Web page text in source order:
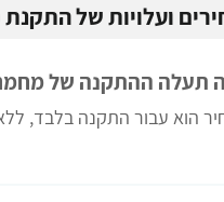
ועלויות של
תעלה ההתקנה של
הוא עבור התקנה בלבד,